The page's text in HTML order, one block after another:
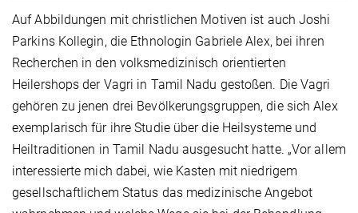
Auf Abbildungen mit christlichen Motiven ist auch Joshi
Parkins Kollegin, die Ethnologin Gabriele Alex, bei ihren
Recherchen in den volksmedizinisch orientierten
Heilershops der Vagri in Tamil Nadu gestoßen. Die Vagri
gehören zu jenen drei Bevölkerungsgruppen, die sich Alex
exemplarisch für ihre Studie über die Heilsysteme und
Heiltraditionen in Tamil Nadu ausgesucht hatte. „Vor allem
interessierte mich dabei, wie Kasten mit niedrigem
gesellschaftlichem Status das medizinische Angebot